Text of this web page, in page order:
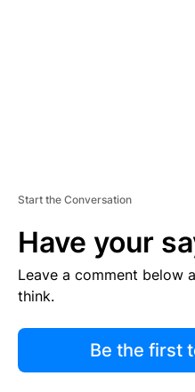
Start the Conversation
Have your
Leave a comment below
think.
Be the first